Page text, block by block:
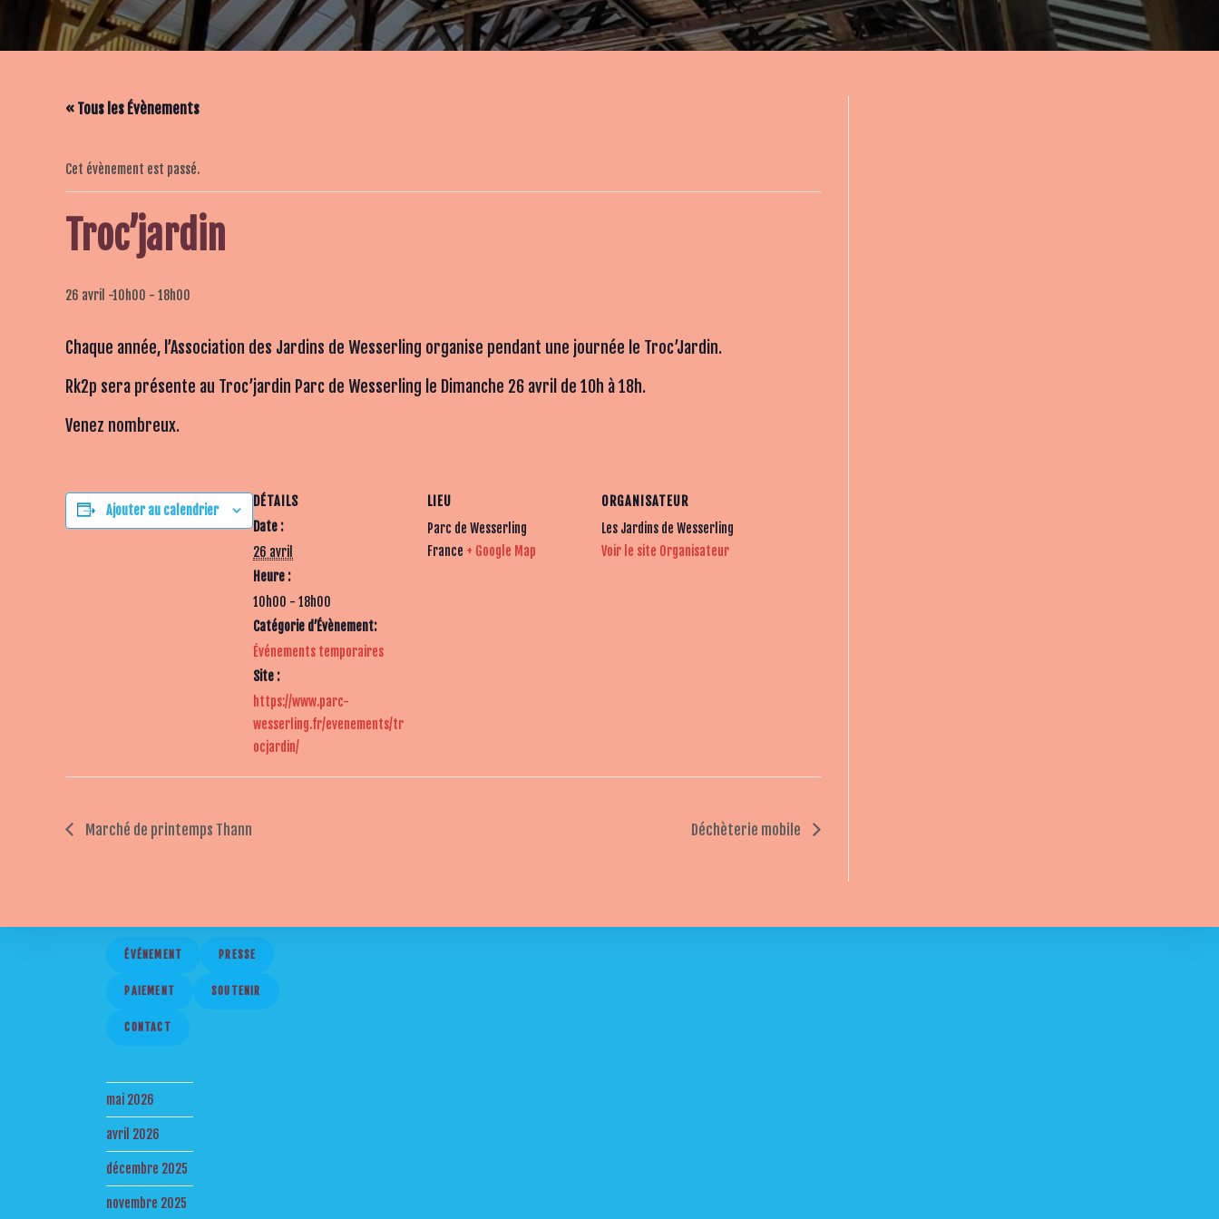
« Tous les Évènements
Cet évènement est passé.
Troc’jardin
26 avril -10h00 - 18h00
Chaque année, l’Association des Jardins de Wesserling organise pendant une journée le Troc’Jardin.
Rk2p sera présente au Troc’jardin Parc de Wesserling le Dimanche 26 avril de 10h à 18h.
Venez nombreux.
Ajouter au calendrier
DÉTAILS
Date :
26 avril
Heure :
10h00 - 18h00
Catégorie d’Évènement:
Événements temporaires
Site :
https://www.parc-
wesserling.fr/evenements/tr
ocjardin/
LIEU
Parc de Wesserling
France + Google Map
ORGANISATEUR
Les Jardins de Wesserling
Voir le site Organisateur
Marché de printemps Thann Déchèterie mobile
ÉVÉNEMENT PRESSE
PAIEMENT SOUTENIR
CONTACT
mai 2026
avril 2026
décembre 2025
novembre 2025